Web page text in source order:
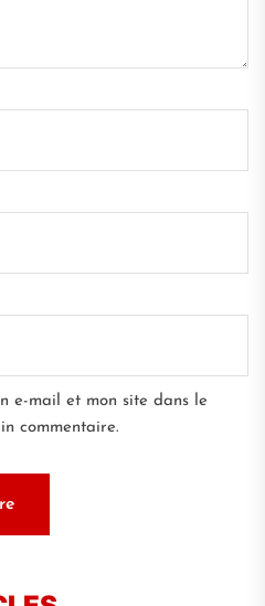
e-mail et mon site dans le
commentaire.